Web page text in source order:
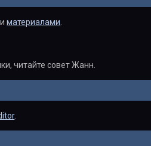
иматериалами
читайте совет Жанн.
.